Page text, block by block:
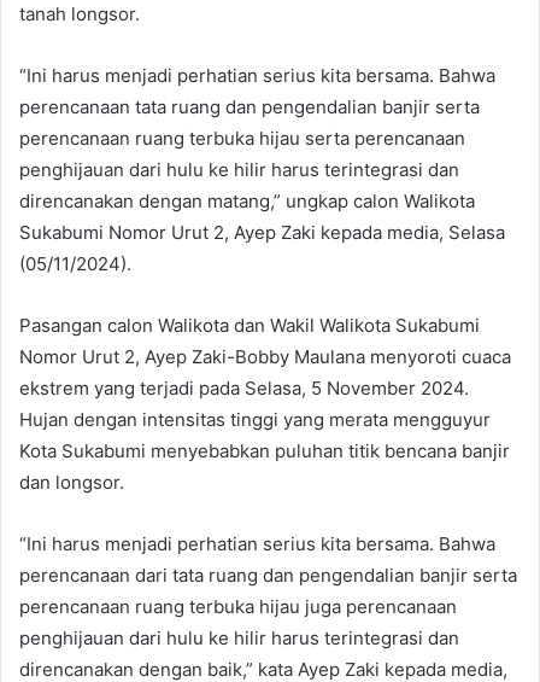
tanah longsor.
“Ini harus menjadi perhatian serius kita bersama. Bahwa
perencanaan tata ruang dan pengendalian banjir serta
perencanaan ruang terbuka hijau serta perencanaan
penghijauan dari hulu ke hilir harus terintegrasi dan
direncanakan dengan matang,” ungkap calon Walikota
Sukabumi Nomor Urut 2, Ayep Zaki kepada media, Selasa
(05/11/2024).
Pasangan calon Walikota dan Wakil Walikota Sukabumi
Nomor Urut 2, Ayep Zaki-Bobby Maulana menyoroti cuaca
ekstrem yang terjadi pada Selasa, 5 November 2024.
Hujan dengan intensitas tinggi yang merata mengguyur
Kota Sukabumi menyebabkan puluhan titik bencana banjir
dan longsor.
“Ini harus menjadi perhatian serius kita bersama. Bahwa
perencanaan dari tata ruang dan pengendalian banjir serta
perencanaan ruang terbuka hijau juga perencanaan
penghijauan dari hulu ke hilir harus terintegrasi dan
direncanakan dengan baik,” kata Ayep Zaki kepada media,